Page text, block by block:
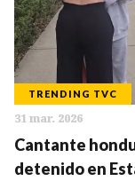
TRENDING TVC
31 mar. 2026
Cantante
detenido en